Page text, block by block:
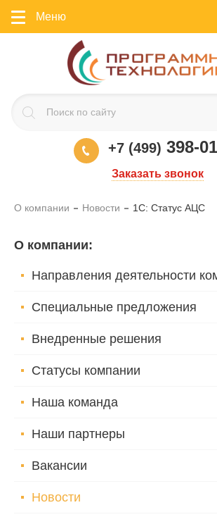
Меню
+7 (499) 398-
Заказать звонок
О компании Новости 1С: Статус АЦС
О компании:
Направления деятельности
Специальные предложения
Внедренные решения
Статусы компании
Наша команда
Наши партнеры
Вакансии
Новости